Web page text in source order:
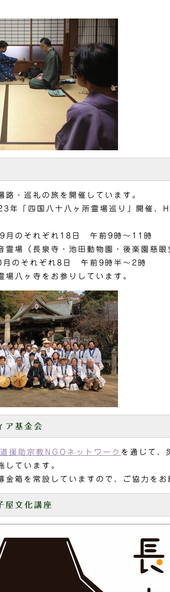
・巡礼の旅を開催しています。
「四国八十八ヶ所霊場巡り」開催、
月のそれぞれ18日 午前9時～11時
場（長泉寺・池田動物園・後楽園慈眼
のそれぞれ8日 午前9時半～2時
八ヶ寺をお参りしています。
ア基金会
援助宗教NGOネットワーク を通じて、
しています。
箱を常設していますので、ご協力をお
屋文化講座